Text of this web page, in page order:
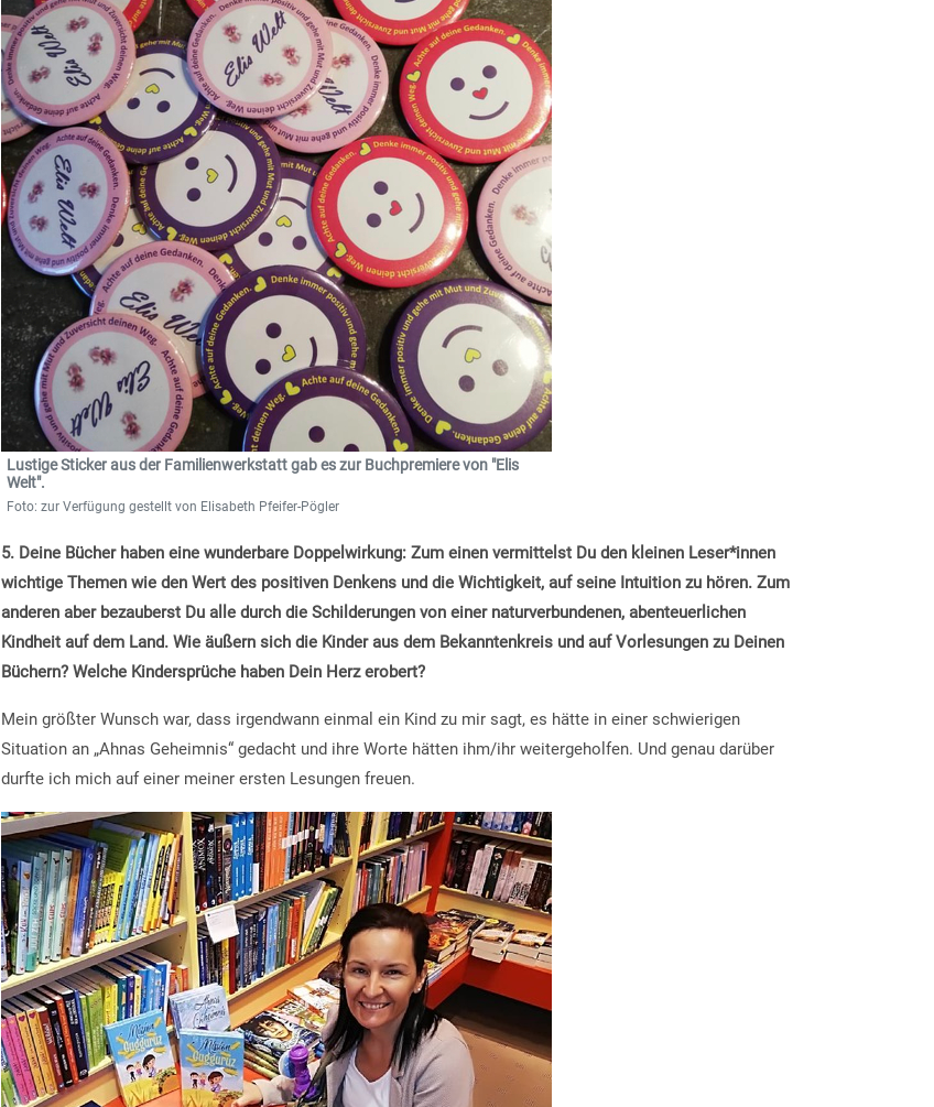
Lustige Sticker aus der Familienwerkstatt gab es zur Buchpremiere von "Elis
Welt".
Foto: zur Verfügung gestellt von Elisabeth Pfeifer-Pögler
5. Deine Bücher haben eine wunderbare Doppelwirkung: Zum einen vermittelst Du den kleinen Leser*innen
wichtige Themen wie den Wert des positiven Denkens und die Wichtigkeit, auf seine Intuition zu hören. Zum
anderen aber bezauberst Du alle durch die Schilderungen von einer naturverbundenen, abenteuerlichen
Kindheit auf dem Land. Wie äußern sich die Kinder aus dem Bekanntenkreis und auf Vorlesungen zu Deinen
Büchern? Welche Kindersprüche haben Dein Herz erobert?
Mein größter Wunsch war, dass irgendwann einmal ein Kind zu mir sagt, es hätte in einer schwierigen
Situation an „Ahnas Geheimnis“ gedacht und ihre Worte hätten ihm/ihr weitergeholfen. Und genau darüber
durfte ich mich auf einer meiner ersten Lesungen freuen.